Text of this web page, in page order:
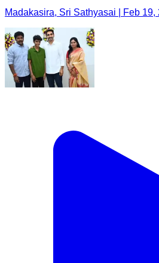
Madakasira, Sri Sathyasai | Feb 19,